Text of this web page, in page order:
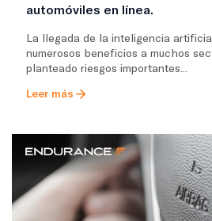
automóviles en línea.
La llegada de la inteligencia
numerosos beneficios a muchos
planteado riesgos importantes...
Leer más